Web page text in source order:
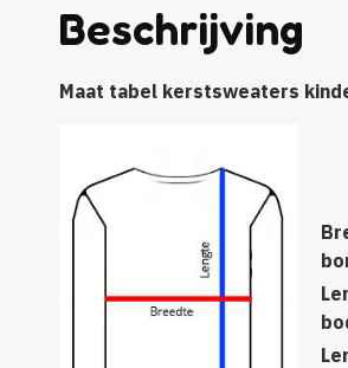
Beschrijving
Maat tabel kerstsweaters